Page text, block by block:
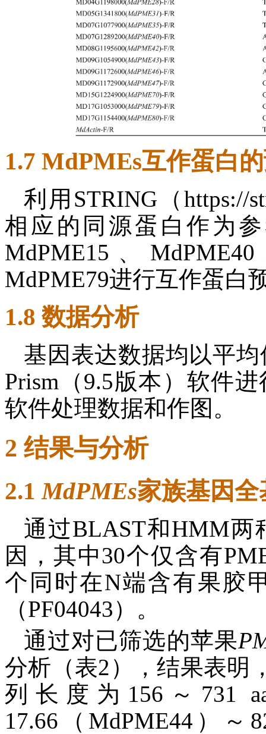
1.7 MdPMEs互作蛋白
利用STRING（https://
相应的同源蛋白作为
MdPME15、
MdPME79进行互作蛋白
1.8 数据分析
基因表达数据均以平均
Prism（9.5版本）软件
软件处理数据和作图。
2 结果与分析
2.1MdPMEs家族基因
通过BLAST和HMM两
因，其中30个仅含有
个同时在N端含有果胶
（PF04043）。
通过对已筛选的苹果
分析（表2），结果表明
列长度为156～731
17.66（MdPME44）～